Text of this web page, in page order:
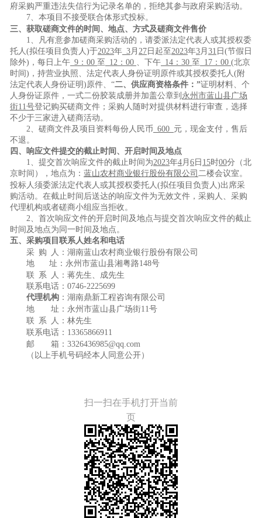
府采购严重违法失信行为记录名单的，拒绝其参与政府采购活动。
7、本项目不接受联合体形式投标。
三、获取磋商文件的时间、地点、方式及磋商文件售价
1、凡有意参加磋商采购活动的，请委派法定代表人或其授权委
托人(拟任项目负责人)于2023年 3月 27 日起至2023年3月 31 日 (节假日
除外)，每日上午 9：00 至 12：00 、下午 14： 30 至 17：00 (北京
时间)，持营业执照、 法定代表人身份证明 原件或其授权委托人( 附
法定代表人身份证明)原件、 “二、供应商资格条件： ”证明材料、个
人身份证原件，一式二份胶装成册并加盖公章到 永州市蓝山县广场
街11号登记购买磋商文件 ；采购人随时对提供材料进行审查，选择
不少于三家进入磋商活动。
2、磋商文件及项目资料每份人民币 600 元 ， 现金支付 ， 售后
不退。
四 、响应文件提交的截止时间、开启时间及地点
1、提交首次响应文件的截止时间为2023年4月 6 日 15时00分（北
京时间），地点为 ： 蓝山农村商业银行股份有限公司 二楼会议室。
投标人须委派法定代表人或其授权委托人(拟任项目负责人)出席采
购活动。 在截止时间后送达的响应文件为无效文件，采购人、采购
代理机构或者磋商小组应当拒收。
2、首次响应文件的开启时间及地点与提交首次响应文件的截止
时间及地点为同一时间及地点。
五、采购项目联系人姓名和电话
采 购 人： 湖南蓝山农村商业银行股份有限公司
地
址： 永州市蓝山县湘粤路148号
联 系 人： 蒋先生、 成先生
联系电话： 0746-2225699
代理机构 ：湖南鼎新工程咨询有限公司
地
址 ： 永州市蓝山县广场街11号
联 系 人： 林先生
联系电话： 13365866911
邮
箱： 3326436985@qq.com
（以上手机号码经本人同意公开）
扫一扫在手机打开当前
页